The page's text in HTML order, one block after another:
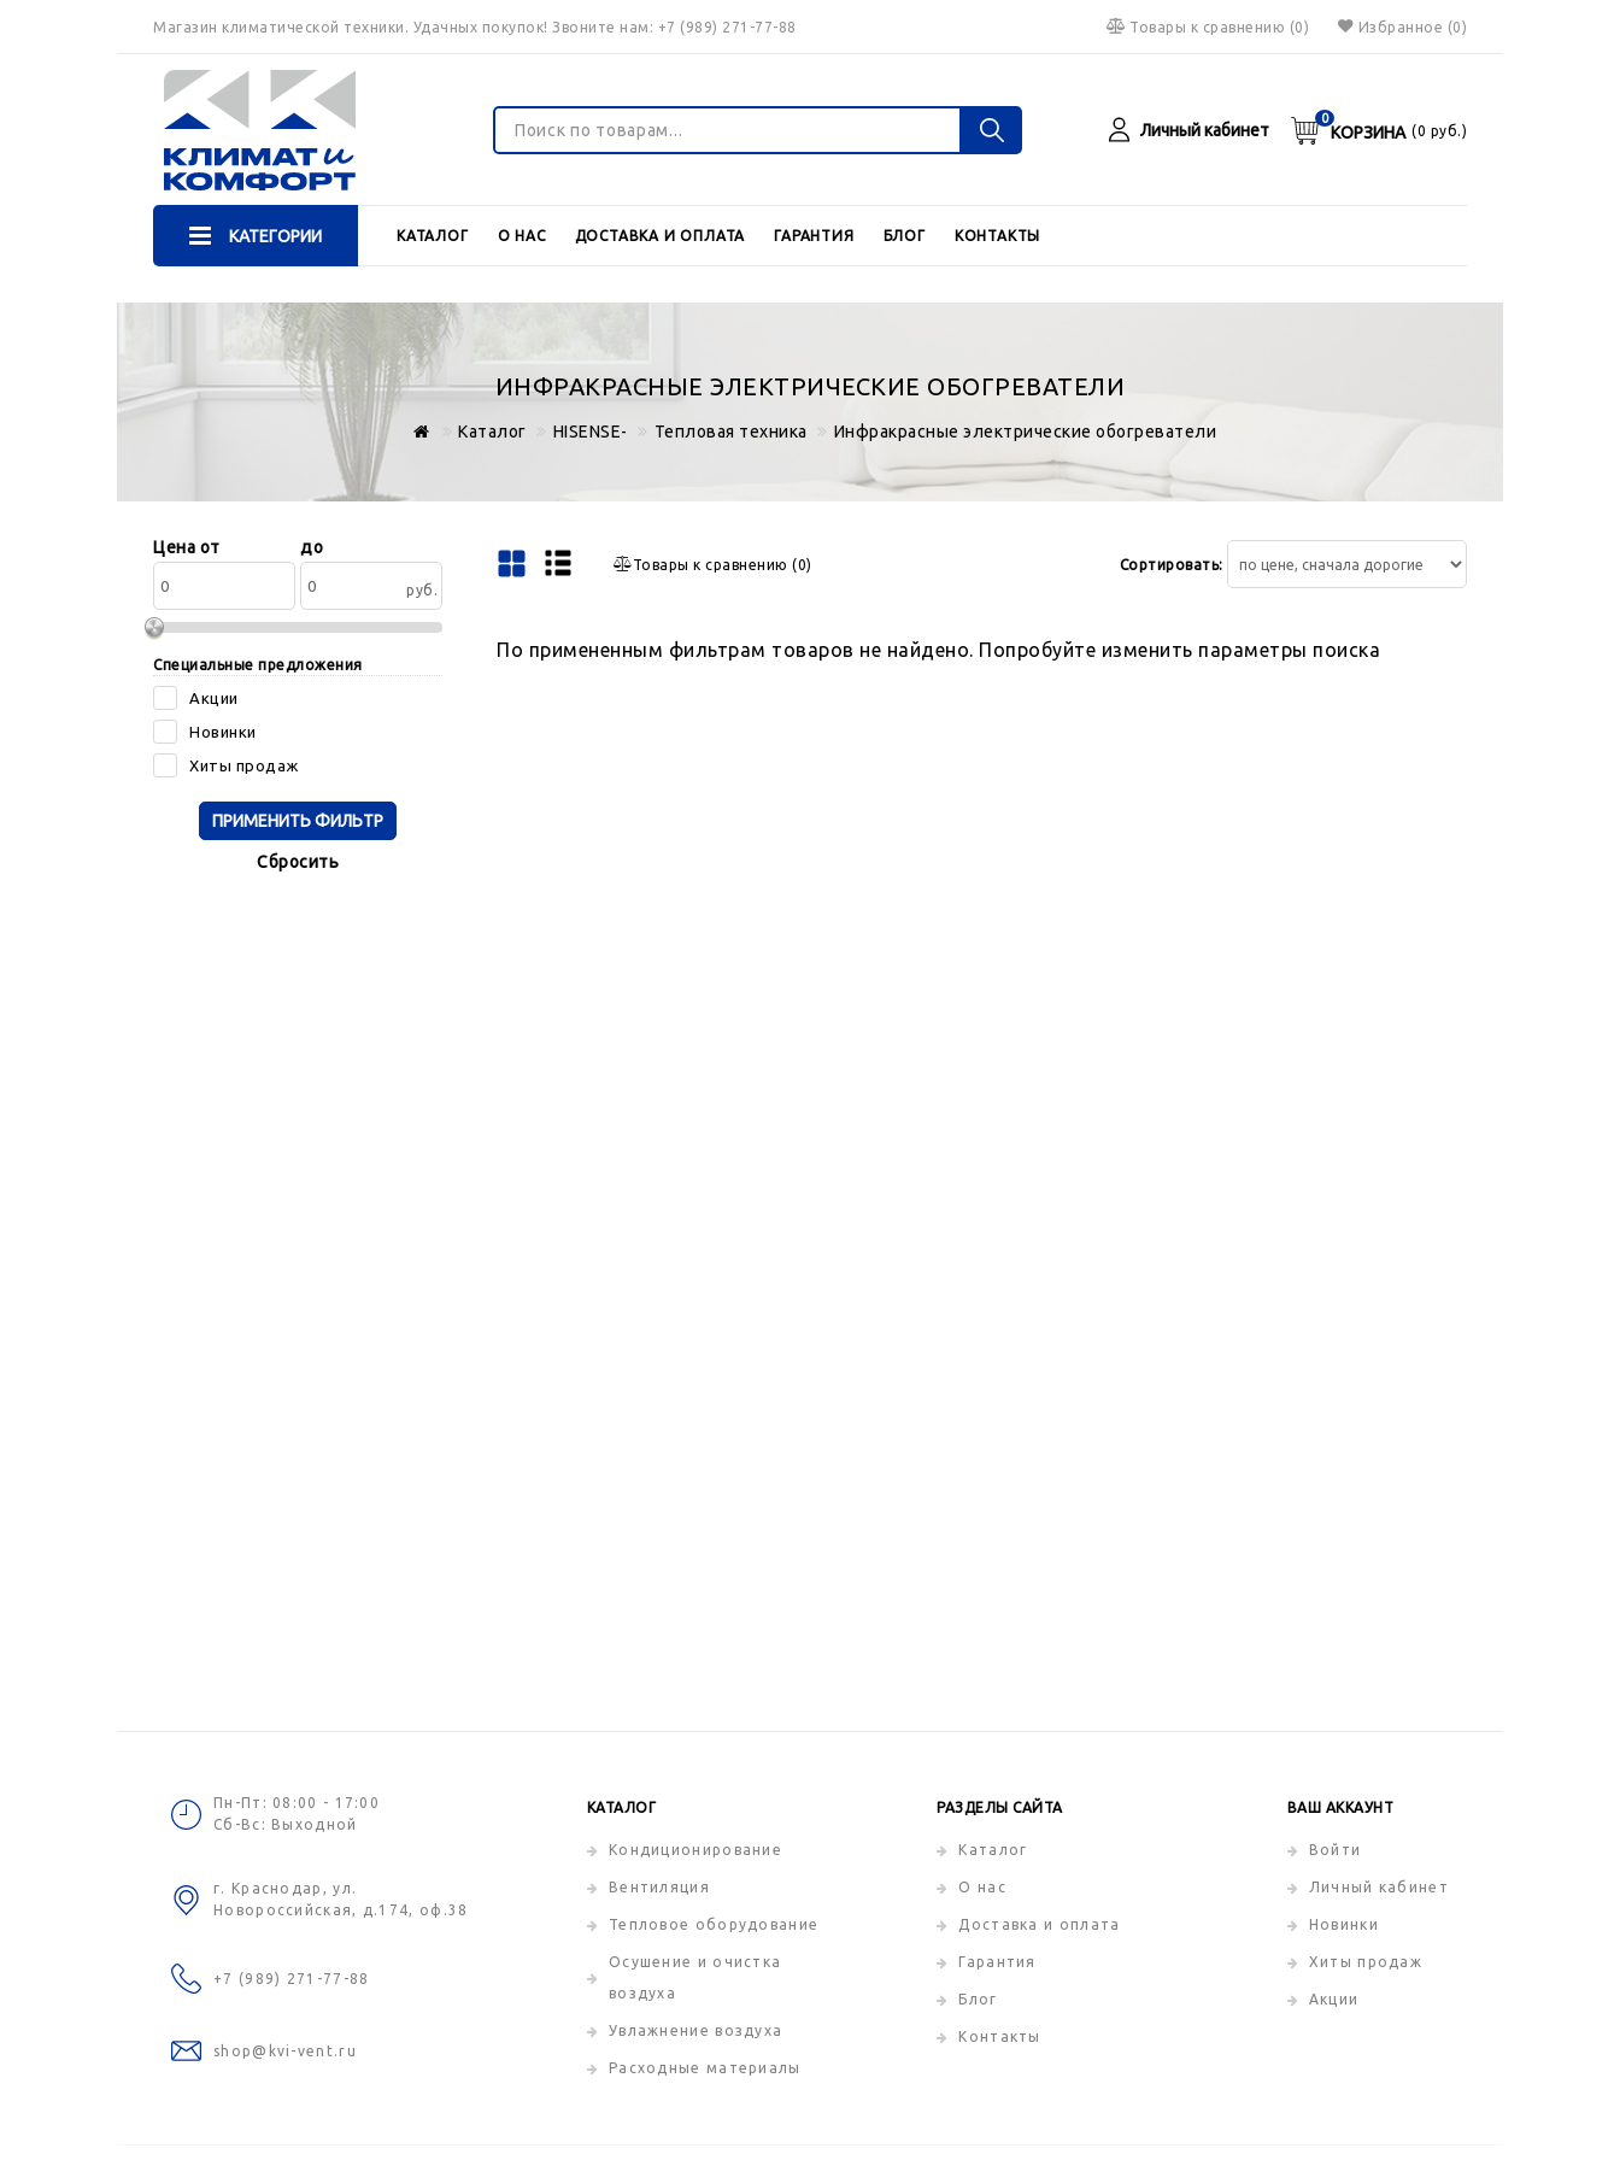
Магазин климатической техники. Удачных покупок! Звоните нам: +7 (989) 271-77-88 Товары к сравнению (0) Избранное (0)
Личный кабинет КОРЗИНА
0
(0 руб.)
КАТЕГОРИИ КАТАЛОГ О НАС ДОСТАВКА И ОПЛАТА ГАРАНТИЯ БЛОГ КОНТАКТЫ
ИНФРАКРАСНЫЕ ЭЛЕКТРИЧЕСКИЕ ОБОГРЕВАТЕЛИ
Каталог HISENSE- Тепловая техника Инфракрасные электрические обогреватели
Сортировать
по:
Цена от до
руб.
Специальные предложения
Акции
Новинки
Хиты продаж
Cбросить
Товары к сравнению (0) Сортировать:
По примененным фильтрам товаров не найдено. Попробуйте изменить параметры поиска
Пн-Пт: 08:00 - 17:00
Сб-Вс: Выходной
г. Краснодар, ул.
Новороссийская, д.174, оф.38
+7 (989) 271-77-88
shop@kvi-vent.ru
КАТАЛОГ
Кондиционирование
Вентиляция
Тепловое оборудование
Осушение и очистка
воздуха
Увлажнение воздуха
Расходные материалы
РАЗДЕЛЫ САЙТА
Каталог
О нас
Доставка и оплата
Гарантия
Блог
Контакты
ВАШ АККАУНТ
Войти
Личный кабинет
Новинки
Хиты продаж
Акции